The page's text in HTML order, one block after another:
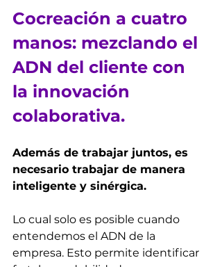
Cocreación a cuatro
manos: mezclando el
ADN del cliente con
la innovación
colaborativa.
Además de trabajar juntos, es
necesario trabajar de manera
inteligente y sinérgica.
Lo cual solo es posible cuando
entendemos el ADN de la
empresa. Esto permite identificar